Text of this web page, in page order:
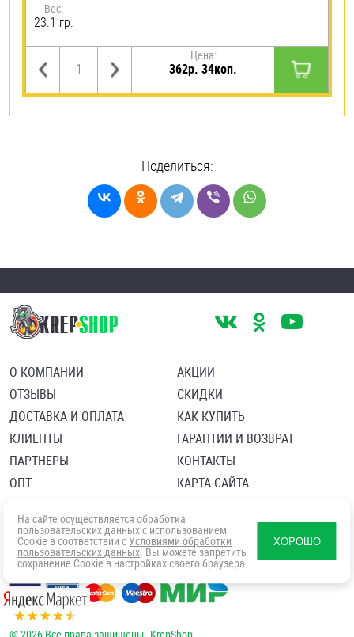
Вес:
23.1 гр.
Цена:
362р. 34коп.
Поделиться:
О КОМПАНИИ
ОТЗЫВЫ
ДОСТАВКА И ОПЛАТА
КЛИЕНТЫ
ПАРТНЕРЫ
ОПТ
АКЦИИ
СКИДКИ
КАК КУПИТЬ
ГАРАНТИИ И ВОЗВРАТ
КОНТАКТЫ
КАРТА САЙТА
Политика в отношении обработки персональных данных
Согласие посетителя сайта на обработку персональных данны
На сайте осуществляется обработка
пользовательских данных с использованием
Cookie в соответствии с Условиями обработки
пользовательских данных. Вы можете запретить
сохранение Cookie в настройках своего браузера.
ХОРОШО